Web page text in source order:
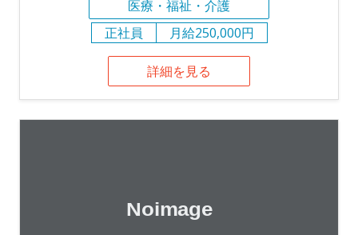
医療・福祉・介護
正社員
月給250,000円
詳細を見る